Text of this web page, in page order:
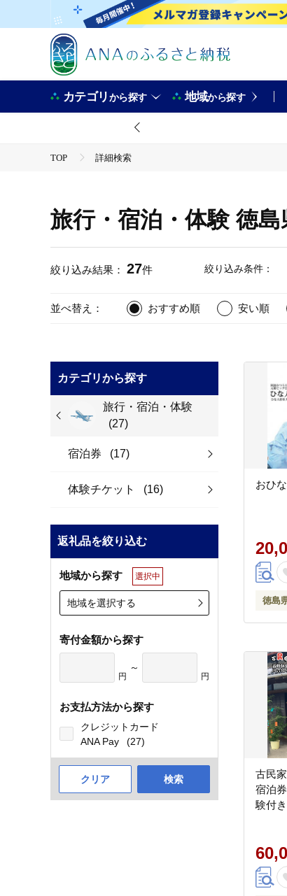
カテゴリから探す 地域から探す
TOP 詳細検索
旅行・宿泊・体験 徳
絞り込み結果： 27件 絞り込み条件：
並べ替え： おすすめ順 安い順
カテゴリから探す
旅行・宿泊・体験
(27)
宿泊券 (17)
体験チケット (16)
返礼品を絞り込む
地域から探す 選択中
地域を選択する
寄付金額から探す
円
～
円
お支払方法から探す
クレジットカード
ANA Pay
(27)
クリア 検索
おひ
徳島
古民
宿泊
験付